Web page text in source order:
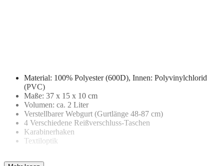
Material: 100% Polyester (600D), Innen: Polyvinylchlorid
(PVC)
Maße: 37 x 15 x 10 cm
Volumen: ca. 2 Liter
Verstellbarer Webgurt (Gurtlänge 48-87 cm)
4 Verschiedene Reißverschluss-Taschen
Karabinerhaken
Textiloptik